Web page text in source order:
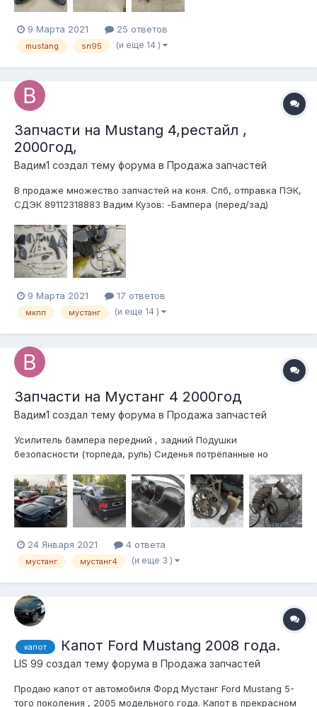
9 Марта 2021 25 ответов
mustang sn95 (и еще 14 )
Запчасти на Mustang 4,рестайл ,
2000год,
Вадим1 создал тему форума в Продажа запчастей
В продаже множество запчастей на коня. Спб, отправка ПЭК,
СДЭК 89112318883 Вадим Кузов: -Бампера (перед/зад)
-петли капота -замок капота -Крышка багажника -спойлер
-обрез кузова (до стаканов) -стек...
9 Марта 2021 17 ответов
мкпп мустанг (и еще 14 )
Запчасти на Мустанг 4 2000год
Вадим1 создал тему форума в Продажа запчастей
Усилитель бампера передний , задний Подушки
безопасности (торпеда, руль) Сиденья потрёпанные но
радиатор охлаждения, насос Гура, вентилятор, бачок
расширительный, ЭБУ. Выхлопная система Спойлер
89112318883 СПб
24 Января 2021 4 ответа
мустанг мустанг4 (и еще 3 )
капот Капот Ford Mustang 2008 года.
LIS 99 создал тему форума в Продажа запчастей
Продаю капот от автомобиля Форд Мустанг Ford Mustang 5-
того поколения , 2005 модельного года. Капот в прекрасном